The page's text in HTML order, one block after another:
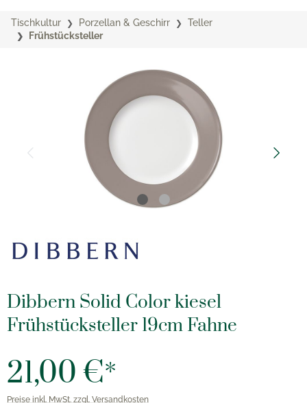
Tischkultur Porzellan & Geschirr
Teller
Frühstücksteller
Dibbern Solid Color kiesel
Frühstücksteller 19cm Fahne
21,00 €*
Preise inkl. MwSt. zzgl. Versandkosten